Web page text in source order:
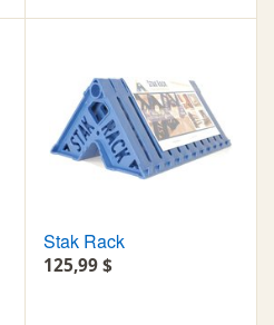
Stak Rack
125,99 $